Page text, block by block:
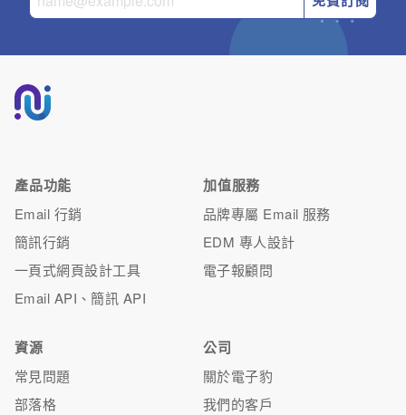
產品功能
Email 行銷
簡訊行銷
一頁式網頁設計工具
Email API、簡訊 API
加值服務
品牌專屬 Email 服務
EDM 專人設計
電子報顧問
資源
常見問題
部落格
公司
關於電子豹
我們的客戶